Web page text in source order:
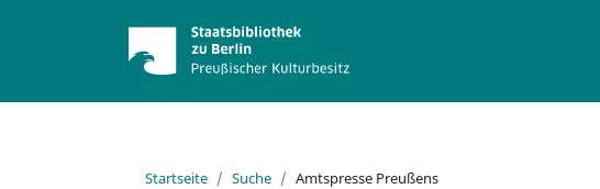
Startseite Suche Amtspresse Preußens